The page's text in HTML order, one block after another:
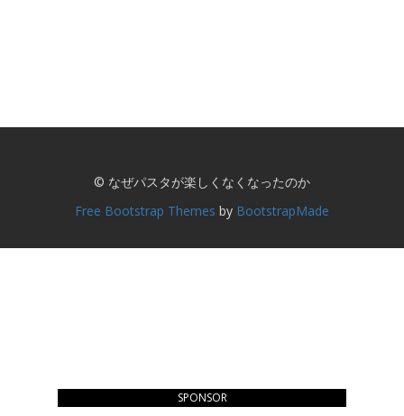
© なぜパスタが楽しくなくなったのか
Free Bootstrap Themes by BootstrapMade
SPONSOR